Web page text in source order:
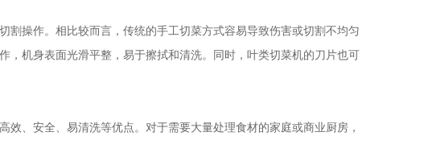
操作。相比较而言，传统的手工切菜方式容易导致伤害或切割不均匀
机身表面光滑平整，易于擦拭和清洗。同时，叶类切菜机的刀片也可
、安全、易清洗等优点。对于需要大量处理食材的家庭或商业厨房，